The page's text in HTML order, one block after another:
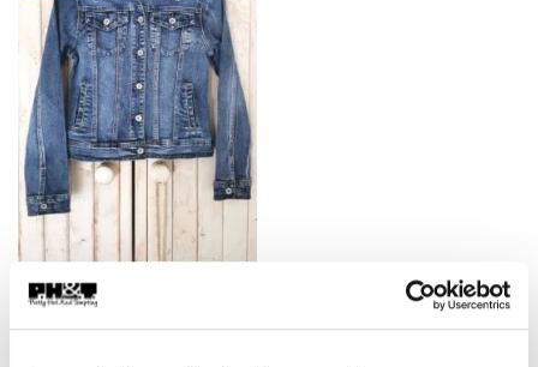
FASHION